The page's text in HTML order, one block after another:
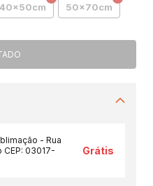
40x50cm 50x70cm
- Rua
CEP: 03017-
Grátis